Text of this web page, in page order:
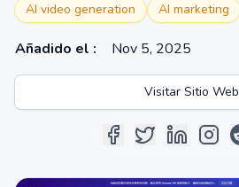
AI video generation AI marketing
Añadido el : Nov 5, 2025
Visitar Sitio Web